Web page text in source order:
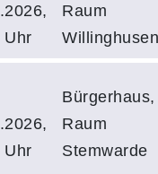
Uhr
Raum
Willinghusen
Uhr
Bürgerhaus,
Raum
Stemwarde